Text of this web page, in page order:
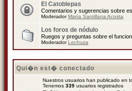
El Catoblepas
Comentarios y sugerencias sobre
ModeradorMaría Santillana Acosta
Los foros de nódulo
Ruegos y preguntas sobre el
ModeradorLechuza
Qui�n est� conectado
Nuestros usuarios han publicado en
Tenemos 339 usuarios registrados